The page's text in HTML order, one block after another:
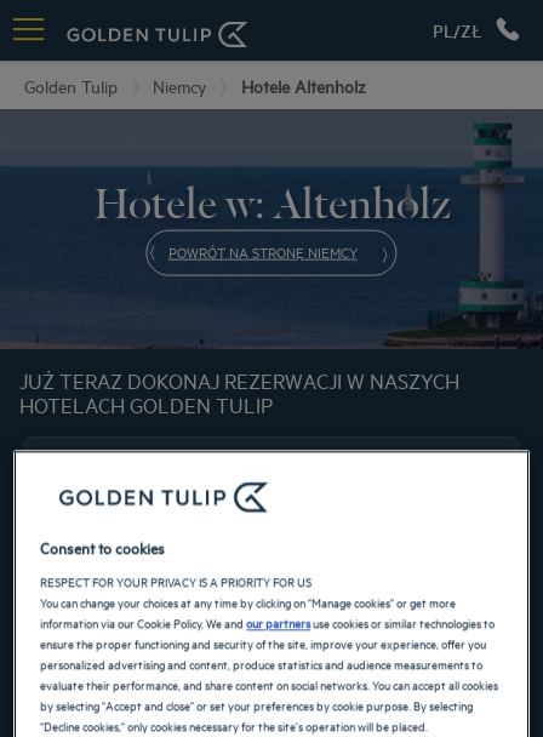
PL/ZŁ
Golden Tulip Niemcy Hotele Altenholz
Hotele w: Altenholz
POWRÓT NA STRONĘ NIEMCY
JUŻ TERAZ DOKONAJ REZERWACJI W NASZYCH
HOTELACH GOLDEN TULIP
Navigate forward to interact with the calendar and select a date. Press the
Navigate backward to interact with the
Dodaj specjalny kod
Consent to cookies
RESPECT FOR YOUR PRIVACY IS A PRIORITY FOR US
You can change your choices at any time by clicking on "Manage cookies" or get more
information via our Cookie Policy. We andour partnersuse cookies or similar technologies to
ensure the proper functioning and security of the site, improve your experience, offer you
personalized advertising and content, produce statistics and audience measurements to
evaluate their performance, and share content on social networks. You can accept all cookies
by selecting "Accept and close" or set your preferences by cookie purpose. By selecting
"Decline cookies," only cookies necessary for the site's operation will be placed.